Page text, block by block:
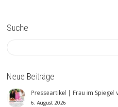
Suche
Neue Beiträge
Presseartikel | Frau im Spiegel
6. August 2026